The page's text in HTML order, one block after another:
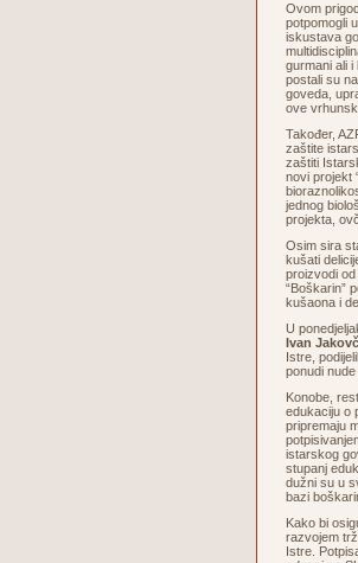
Ovom
potpomogli
iskustava
gurmani ali i
postali su
goveda,
ove
Također,
zaštite
zaštiti
novi projekt
jednog
projekta,
Osim sira
kušati
proizvodi od
“Boškarin”
kušaona i
U
Ivan
Istre,
ponudi
Konobe,
edukaciju o
pripremaju
istarskog
stupanj
dužni su u
bazi
Kako bi
razvojem
Istre.